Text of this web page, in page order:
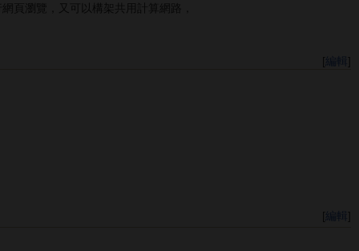
頁瀏覽，又可以構架共用計算網路，
[編輯
[編輯